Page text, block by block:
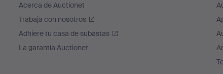
Acerca de Auctionet
Trabaja con nosotros
Adhiere tu casa de subastas
La garantía Auctionet